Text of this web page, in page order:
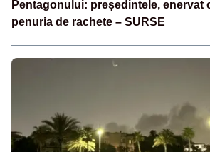
Pentagonului: președintele, enervat
penuria de rachete – SURSE